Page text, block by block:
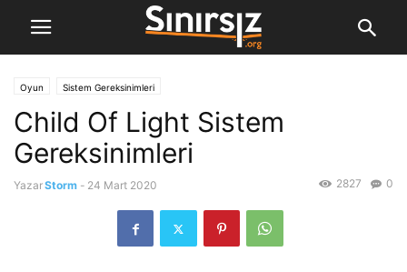
Oyun Sistem Gereksinimleri
Child Of Light Sistem
Gereksinimleri
YazarStorm - 24 Mart 2020 0
2827